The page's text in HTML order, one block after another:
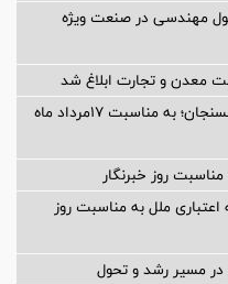
مهندسی در صنعت ویژه
معدن و تجارت ابلاغ شد
پیام تبریک مدیر عامل منطقه ویژه رفسنجان؛ به مناسبت ۱۷مرداد ماه
روز خبرنگار
ملل به مناسبت روز
در مسیر رشد و تحول